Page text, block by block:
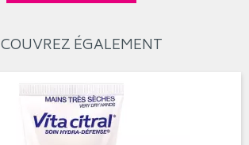
ÉGALEMENT